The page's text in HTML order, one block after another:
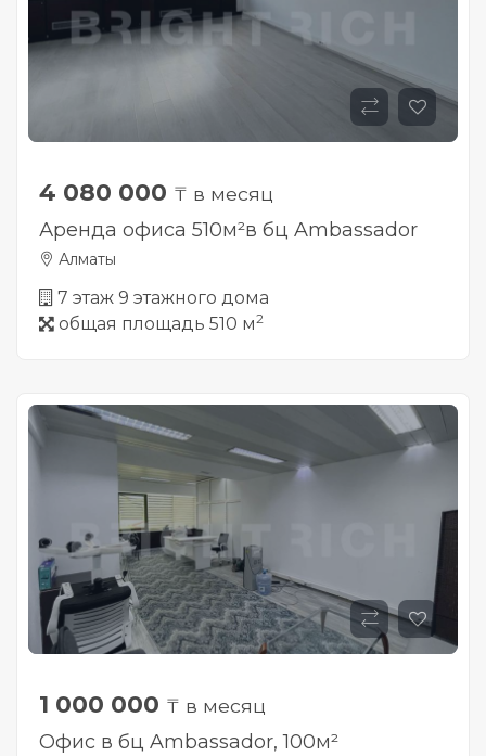
4 080 000 ₸ в месяц
Аренда офиса 510м²в бц Ambassador
Алматы
7 этаж 9 этажного дома
общая площадь 510 м2
1 000 000 ₸ в месяц
Офис в бц Ambassador, 100м²